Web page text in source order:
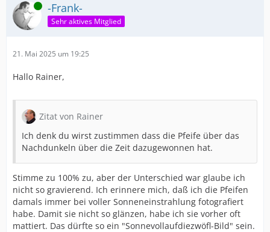
Online -Frank-
Sehr aktives Mitglied
21. Mai 2025 um 19:25
Hallo Rainer,
Zitat von Rainer
Ich denk du wirst zustimmen dass die Pfeife über das
Nachdunkeln über die Zeit dazugewonnen hat.
Stimme zu 100% zu, aber der Unterschied war glaube ich
nicht so gravierend. Ich erinnere mich, daß ich die Pfeifen
damals immer bei voller Sonneneinstrahlung fotografiert
habe. Damit sie nicht so glänzen, habe ich sie vorher oft
mattiert. Das dürfte so ein "Sonnevollaufdiezwöfl-Bild" sein.